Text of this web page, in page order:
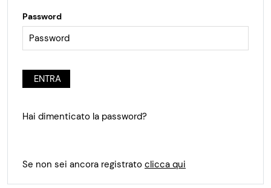
Password
ENTRA
Hai dimenticato la password?
Se non sei ancora registrato clicca qui